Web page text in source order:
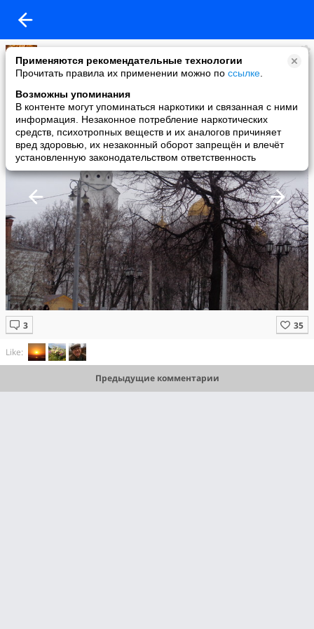
Применяются рекомендательные технологии
Прочитать правила их применении можно по ссылке
Возможны упоминания
В контенте могут упоминаться наркотики и связанная с ними
информация. Незаконное потребление наркотических
средств, психотропных веществ и их аналогов причиняет
вред здоровью, их незаконный оборот запрещён и влечёт
установленную законодательством ответственность
astra-ue
added a photo
27 Feb в 14:59
Like:
Предыдущие комментарии